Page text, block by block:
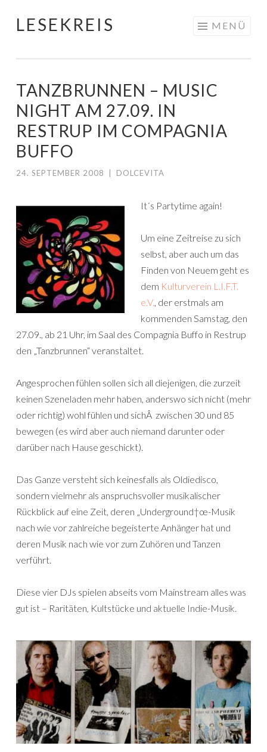
Springe
LESEKREIS MENÜ
TANZBRUNNEN – MUSIC
NIGHT AM 27.09. IN
RESTRUP IM COMPAGNIA
BUFFO
24. SEPTEMBER 2008 DOLCEVITA
It´s Partytime again!
Um eine Zeitreise zu sich
selbst, aber auch um das
Finden von Neuem geht es
dem Kulturverein L.I.F.T.
e.V., der erstmals am
kommenden Samstag, den
27.09., ab 21 Uhr, im Saal des Compagnia Buffo in Restrup
den „Tanzbrunnen“ veranstaltet.
Angesprochen fühlen sollen sich all diejenigen, die zurzeit
keinen Szeneladen mehr haben, anderswo sich nicht (mehr
oder richtig) wohl fühlen und sichÂ zwischen 30 und 85
bewegen (es wird aber auch niemand darunter oder
darüber nach Hause geschickt).
Das Ganze versteht sich keinesfalls als Oldiedisco,
sondern vielmehr als anspruchsvoller musikalischer
Rückblick auf eine Zeit, deren „Underground†œ-Musik
nach wie vor zahlreiche begeisterte Anhänger hat und
deren Musik nach wie vor zum Zuhören und Tanzen
verführt.
Diese vier DJs spielen abseits vom Mainstream alles was
gut ist – Raritäten, Kultstücke und aktuelle Indie-Musik.